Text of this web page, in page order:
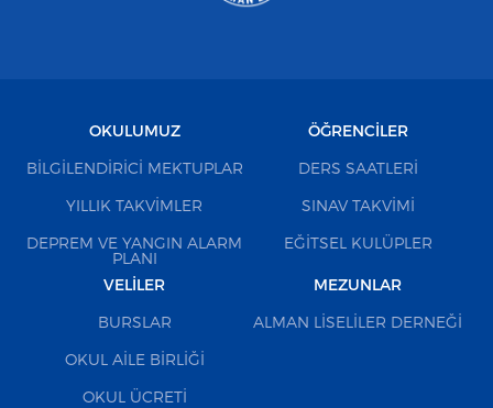
OKULUMUZ
BILGILENDIRICI MEKTUPLAR
YILLIK TAKVIMLER
DEPREM VE YANGIN ALARM
PLANI
ÖĞRENCILER
DERS SAATLERI
SINAV TAKVIMI
EĞITSEL KULÜPLER
VELILER
BURSLAR
OKUL AILE BIRLIĞI
OKUL ÜCRETI
MEZUNLAR
ALMAN LISELILER DERNEĞI